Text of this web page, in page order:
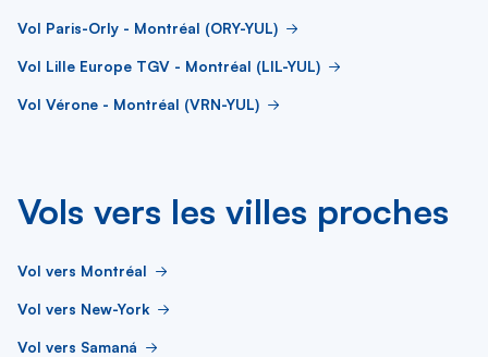
Vol Paris-Orly - Montréal (ORY-YUL)
Vol Lille Europe TGV - Montréal (LIL-YUL)
Vol Vérone - Montréal (VRN-YUL)
Vols vers les villes proches
Vol vers Montréal
Vol vers New-York
Vol vers Samaná